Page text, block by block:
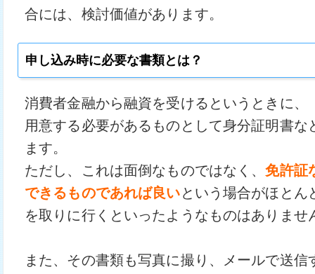
合には、検討価値があります。
申し込み時に必要な書類とは？
消費者金融から融資を受けるというときに、
用意する必要があるものとして身分証明書な
ます。
ただし、これは面倒なものではなく、免許証
できるものであれば良いという場合がほとん
を取りに行くといったようなものはありませ
また、その書類も写真に撮り、メールで送信